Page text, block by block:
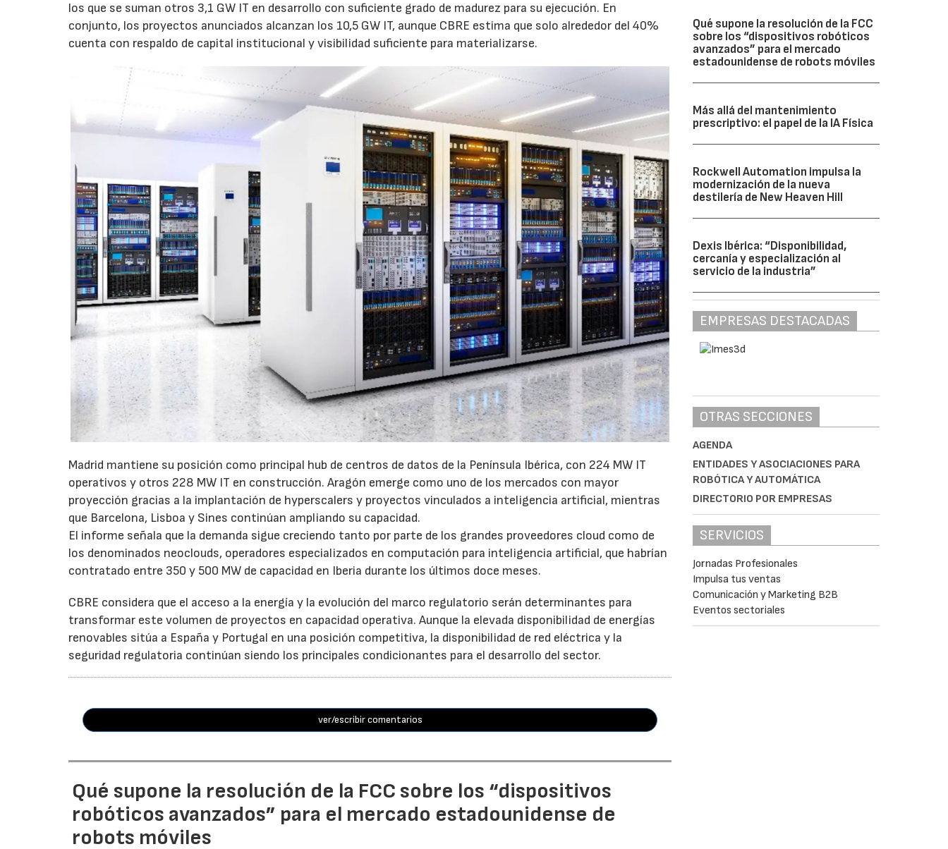
los que se suman otros 3,1 GW IT en desarrollo con suficiente grado de madurez para su ejecución. En
conjunto, los proyectos anunciados alcanzan los 10,5 GW IT, aunque CBRE estima que solo alrededor del 40%
cuenta con respaldo de capital institucional y visibilidad suficiente para materializarse.
Madrid mantiene su posición como principal hub de centros de datos de la Península Ibérica, con 224 MW IT
operativos y otros 228 MW IT en construcción. Aragón emerge como uno de los mercados con mayor
proyección gracias a la implantación de hyperscalers y proyectos vinculados a inteligencia artificial, mientras
que Barcelona, Lisboa y Sines continúan ampliando su capacidad.
El informe señala que la demanda sigue creciendo tanto por parte de los grandes proveedores cloud como de
los denominados neoclouds, operadores especializados en computación para inteligencia artificial, que habrían
contratado entre 350 y 500 MW de capacidad en Iberia durante los últimos doce meses.
CBRE considera que el acceso a la energía y la evolución del marco regulatorio serán determinantes para
transformar este volumen de proyectos en capacidad operativa. Aunque la elevada disponibilidad de energías
renovables sitúa a España y Portugal en una posición competitiva, la disponibilidad de red eléctrica y la
seguridad regulatoria continúan siendo los principales condicionantes para el desarrollo del sector.
ver/escribir comentarios
Qué supone la resolución de la FCC sobre los “dispositivos
robóticos avanzados” para el mercado estadounidense de
robots móviles
Qué supone la resolución de la FCC
sobre los “dispositivos robóticos
avanzados” para el mercado
estadounidense de robots móviles
Más allá del mantenimiento
prescriptivo: el papel de la IA Física
Rockwell Automation impulsa la
modernización de la nueva
destilería de New Heaven Hill
Dexis Ibérica: “Disponibilidad,
cercanía y especialización al
servicio de la industria”
EMPRESAS DESTACADAS
OTRAS SECCIONES
AGENDA
ENTIDADES Y ASOCIACIONES PARA
ROBÓTICA Y AUTOMÁTICA
DIRECTORIO POR EMPRESAS
SERVICIOS
Jornadas Profesionales
Impulsa tus ventas
Comunicación y Marketing B2B
Eventos sectoriales